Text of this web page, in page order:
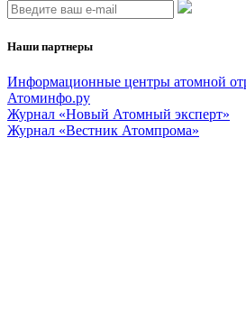
Наши партнеры
Информационные центры атомной
Атоминфо.ру
Журнал «Новый Атомный эксперт»
Журнал «Вестник Атомпрома»